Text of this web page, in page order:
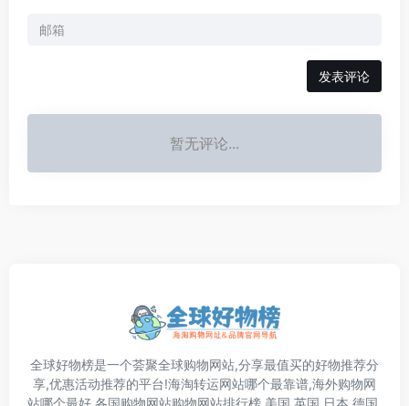
发表评论
暂无评论...
全球好物榜是一个荟聚全球购物网站,分享最值买的好物推荐分
享,优惠活动推荐的平台!海淘转运网站哪个最靠谱,海外购物网